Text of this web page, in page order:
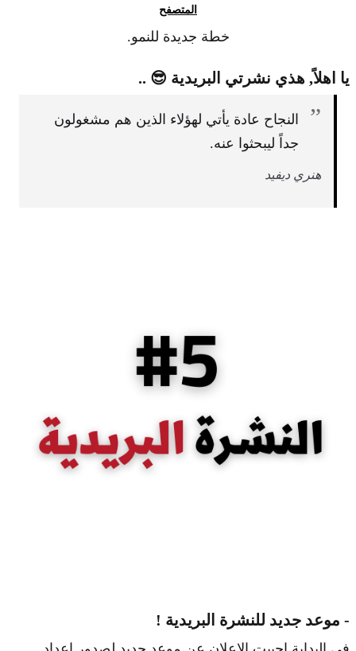
المتصفح
خطة جديدة للنمو.
يا اهلاً, هذي نشرتي البريدية 😎 ..
”
النجاح عادة يأتي لهؤلاء الذين هم مشغولون
جداً ليبحثوا عنه.
هنري ديفيد
- موعد جديد للنشرة البريدية !